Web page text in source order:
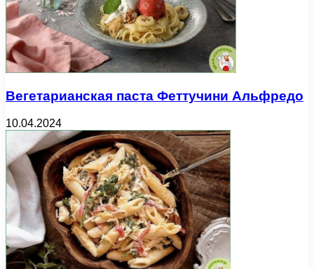
Вегетарианская паста Феттучини Альфредо
10.04.2024